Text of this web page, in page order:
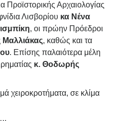
Προϊστορικής Αρχαιολογίας
Λισβορίου κα Νένα
, οι πρώην Πρόεδροι
Μαλλιάκας, καθώς και τα
. Επίσης παλαιότερα μέλη
κ. Θοδωρής
χειροκροτήματα, σε κλίμα